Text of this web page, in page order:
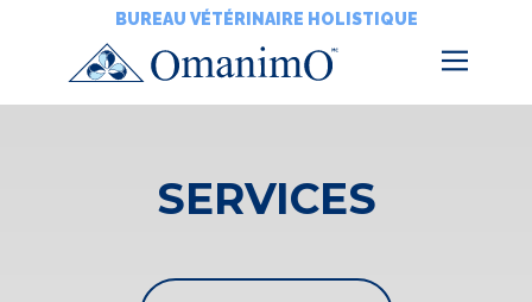
BUREAU VÉTÉRINAIRE HOLISTIQUE
SERVICES